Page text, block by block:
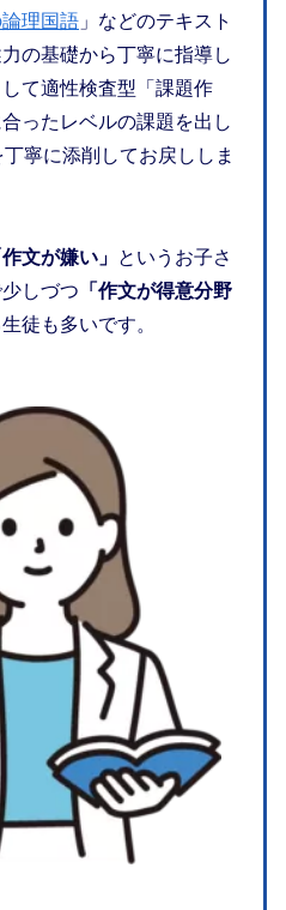
理国語 」などのテキスト
の基礎から丁寧に指導し
て適性検査型「課題作
ったレベルの課題を出し
寧に添削してお戻ししま
文が嫌い」 というお子さ
しづつ 「作文が得意分野
徒も多いです。